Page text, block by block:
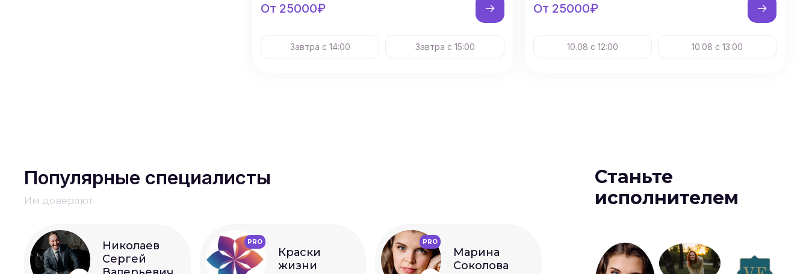
От 25000₽
Завтра с 14:00 Завтра с 15:00
От 25000₽
10.08 с 12:00 10.08 с 13:00
Популярные специалисты
Им доверяют
Николаев
Сергей
PRO
Краски
жизни
PRO
Марина
Соколова
Станьте
исполнителем